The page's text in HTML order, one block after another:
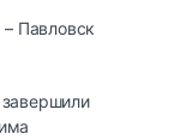
Павловск